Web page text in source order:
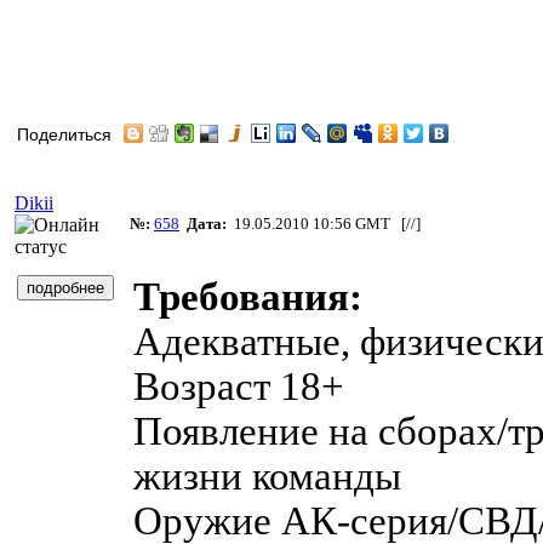
Поделиться
Dikii
№: 658 Дата: 19.05.2010 10:56 GMT [//]
Требования:
Адекватные,
Возраст 18+
Появление на сборах/
жизни команды
Оружие АК-серия/